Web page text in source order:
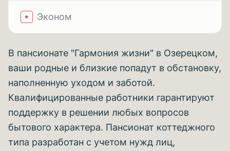
Эконом
В пансионате "Гармония жизни" в Озерецком,
ваши родные и близкие попадут в обстановку,
наполненную уходом и заботой.
Квалифицированные работники гарантируют
поддержку в решении любых вопросов
бытового характера. Пансионат коттеджного
типа разработан с учетом нужд лиц,